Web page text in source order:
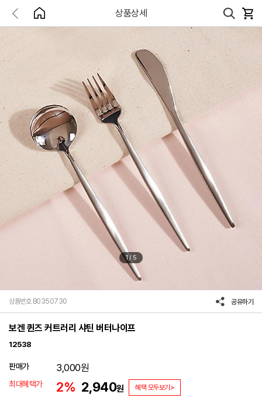
상품상세
1/ 5
상품번호 B0350730 공유하기
보겐 퀸즈 커트러리 샤틴 버터나이프
12538
판매가 3,000원
최대혜택가 2% 2,940원 혜택 모두보기>